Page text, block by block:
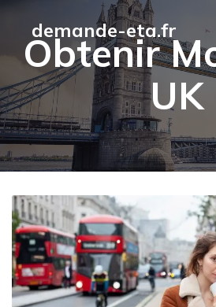
demande-eta.fr
Obtenir
UK